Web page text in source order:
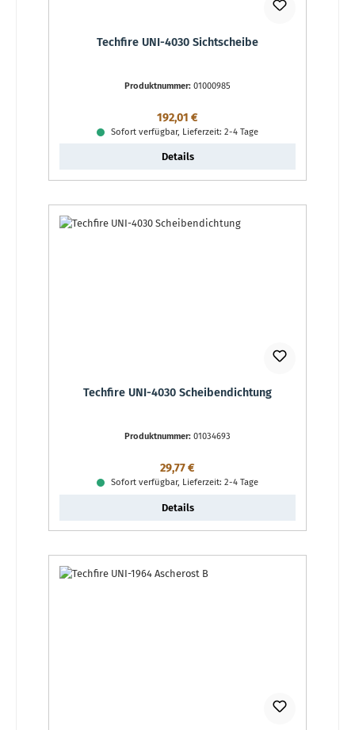
Techfire UNI-4030 Sichtscheibe
Produktnummer: 01000985
Regulärer Preis:
192,01 €
Sofort verfügbar, Lieferzeit: 2-4 Tage
Details
Techfire UNI-4030 Scheibendichtung
Produktnummer: 01034693
Regulärer Preis:
29,77 €
Sofort verfügbar, Lieferzeit: 2-4 Tage
Details